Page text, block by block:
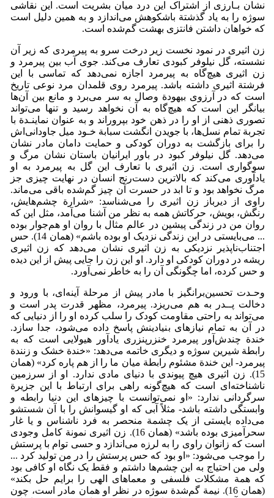
نشان بـارزی از اشتراک این درد میان بشریت است. این نقاشی
سوژه را به یاد گذشتة باشکوهش می‌اندازد و به همین دلیل است
که خواهان داشتن فانتزی بهشت گم‌شده است.
زن اثیری در نمود نخست زیر درخت سرو به پیرمردی که زیر آن
نشسته، گل نیلوفر کبودی تعارف می‌کند. جوی آب بین پیرمرد و
زن اثیری هیچ‌گاه به پیرمرد اجازه نمی‌دهد که تماسی با این
فرشتة اثیری داشته باشد. پیرمرد روی قلمدان مرد نوعی تاریخ
است که در آرزوی بیهودة وصال به سر می‌برد و مانع بین آن‌ها
بیانگر این است که هیچ‌گاه به آن نخواهد رسید و تنها می‌تواند
تصوری ذهنی از او را در ذهن خود بپروراند و به عنوان نماینـدة با
تجربة تمام نسل‌ها، با جویدن انگشت سبابة خـود میل جاودانی‌اش
را برای بازگشت به دوران کودکی و حمایت دامان مادر نشان
می‌دهد. گل نیلوفر کبود در باور ایرانیان باستان نشان مرگ و
سوگواری است. زن اثیری با تعارف این گل به پیرمرد به او
یادآوری می‌کند که بالاترین دست‌رنج انسان در نهایت چیزی جز
مرگ نخواهد بود و تا ابد در حسرت آن چیز گم‌شده باقی می‌ماند.
راوی از دیرباز زن اثیری را می‌شناسد: «شرارة چشم‌هایش،
رنگش، بویش، حرکاتش همه به نظر من آشنا می‌آمد، مثل این که
روان من در زندگی پیشین در عالم مثال با روان او هم‌جوار بوده
... می‌بایستی در این زندگی نزدیک او بوده باشم» (همان 14). حس
اجتناب‌ناپذیر نزدیکی به زن اثیری نشان می‌دهد که زن اثیری
ریشه در دوران کودکی او دارد. او این زن را جایی پیش از این دیده
و حس کرده، اما چگونگی آن را به خاطر نمی‌آورد.
وحـدت تحسین‌برانگیز با مادر پیش از مرحلة آینه‌ای، با ورود و
دخالت پــدر به هم می‌ریزد. پیرمرد، مظهر قدرت پدر است و
می‌تواند به راحتی مقاومت کودک را سلب کرده او را از دنیایی که
در آن به تمام نیازهای بنیادینش پاسخ داده می‌شود، جدا سازد.
خندة چندش‌آور پیرمرد خنزرپنزری یادآور هیولایی است که به
رابطة شیرین سوژه و دیگری خاتمه می‌دهد: «خندة خشک و زنندة
پیرمرد- این خندة مشئوم رابطة میان ما را از هم پاره کرد» (همان
15). زن اثیری هیچ پیوندی با دنیای مادی ندارد. او از سرزمین
ناشناخته‌ای است که هیچ‌گونه راهی برای ارتباط با این جزیرة
سرگردانی ندارد: «او نمی‌توانست با چیزهای این دنیا رابطه و
وابستگی داشته باشد- مثلاً آبی که او گیسوانش را با آن شستشو
می‌داده بایستی از یک چشمة منحصر به فرد ناشناس و یا غار
سحرآمیزی بوده باشد» (همان 16). زن اثیری نمونة کامل وجودی
است که زانوان راوی را به لرزه می‌اندازد و حسی توام با پرستش
را موجب می‌شود: «او بود که حس پرستش را در من تولید کرد ...
ولی من احتیاج به این چشم‌ها داشتم و فقط یک نگاه او کافی بود
که همة مشکلات فلسفی و معماهای الهی را برایم حل بکند»
(همان 16). نیمة گم‌شدة سوژه در نظر او همان مادر است، چون